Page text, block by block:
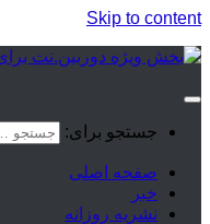
Skip to content
جستجو برای:
صفحه اصلی
خبر
نشریه روزانه